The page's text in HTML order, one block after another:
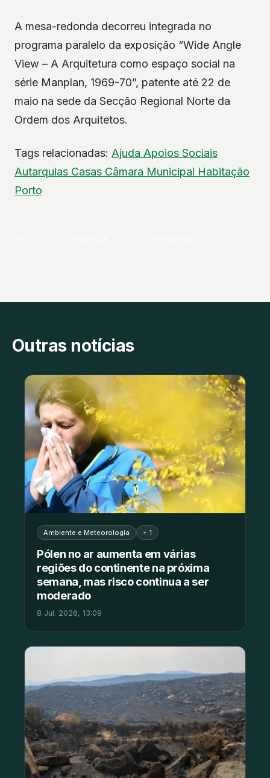
A mesa-redonda decorreu integrada no
programa paralelo da exposição “Wide Angle
View – A Arquitetura como espaço social na
série Manplan, 1969-70”, patente até 22 de
maio na sede da Secção Regional Norte da
Ordem dos Arquitetos.
Tags relacionadas: Ajuda Apoios Sociais
Autarquias Casas Câmara Municipal Habitação
Porto
Outras notícias
Ambiente e Meteorologia + 1
Pólen no ar aumenta em várias
regiões do continente na próxima
semana, mas risco continua a ser
moderado
8 Jul. 2026, 13:09